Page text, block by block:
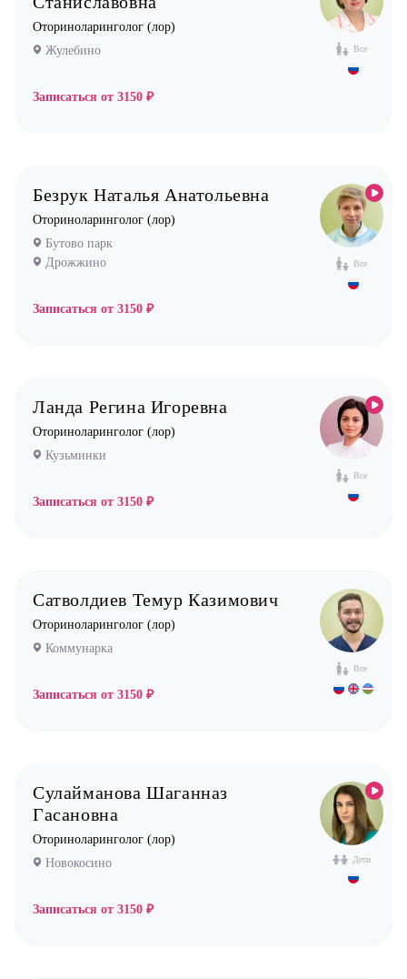
Фониатр
Эндокринолог
Все
Оториноларинголог (лор)
Жулебино
Записаться от 3150 ₽
Все
Безрук Наталья Анатольевна
Оториноларинголог (лор)
Бутово парк
Дрожжино
Записаться от 3150 ₽
Все
Ланда Регина Игоревна
Оториноларинголог (лор)
Кузьминки
Записаться от 3150 ₽
Все
Сатволдиев Темур Казимович
Оториноларинголог (лор)
Коммунарка
Записаться от 3150 ₽
Дети
Сулайманова Шаганназ
Гасановна
Оториноларинголог (лор)
Новокосино
Записаться от 3150 ₽